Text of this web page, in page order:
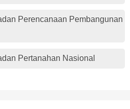
Perencanaan Pembangunan
Pertanahan Nasional